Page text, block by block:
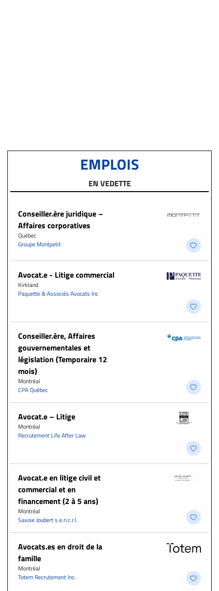
EMPLOIS
EN VEDETTE
Conseiller.ère juridique –
Affaires corporatives
Québec
Groupe Montpetit
Avocat.e - Litige commercial
Kirkland
Paquette & Associés Avocats Inc
Conseiller.ère, Affaires
gouvernementales et
législation (Temporaire 12
mois)
Montréal
CPA Québec
Avocat.e – Litige
Montréal
Recrutement Life After Law
Avocat.e en litige civil et
commercial et en
financement (2 à 5 ans)
Montréal
Savoie Joubert s.e.n.c.r.l.
Avocats.es en droit de la
famille
Montréal
Totem Recrutement Inc.